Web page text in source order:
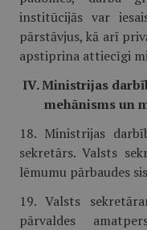
institūcijās var
pārstāvjus, kā arī
apstiprina attiecīgi
IV. Ministrijas
mehānisms un
18. Ministrijas
sekretārs. Valsts
lēmumu pārbaudes
19. Valsts
pārvaldes